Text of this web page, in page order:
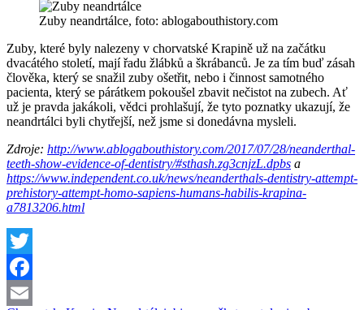
Zuby neandrtálce, foto: ablogabouthistory.com
Zuby, které byly nalezeny v chorvatské Krapině už na začátku
dvacátého století, mají řadu žlábků a škrábanců. Je za tím buď zásah
člověka, který se snažil zuby ošetřit, nebo i činnost samotného
pacienta, který se párátkem pokoušel zbavit nečistot na zubech. Ať
už je pravda jakákoli, vědci prohlašují, že tyto poznatky ukazují, že
neandrtálci byli chytřejší, než jsme si donedávna mysleli.
Zdroje: http://www.ablogabouthistory.com/2017/07/28/neanderthal-
teeth-show-evidence-of-dentistry/#sthash.zg3cnjzL.dpbs a
https://www.independent.co.uk/news/neanderthals-dentistry-attempt-
prehistory-attempt-homo-sapiens-humans-habilis-krapina-
a7813206.html
Twitter
Facebook